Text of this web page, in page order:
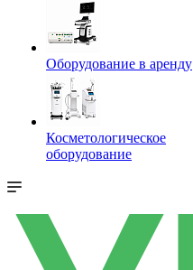
Оборудование в аренду
Косметологическое
оборудование